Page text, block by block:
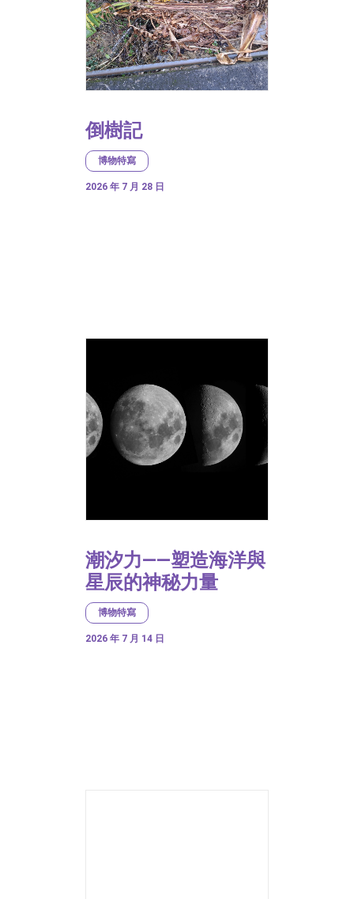
倒樹記
博物特寫
2026 年 7 月 28 日
潮汐力——塑造海洋與
星辰的神秘力量
博物特寫
2026 年 7 月 14 日